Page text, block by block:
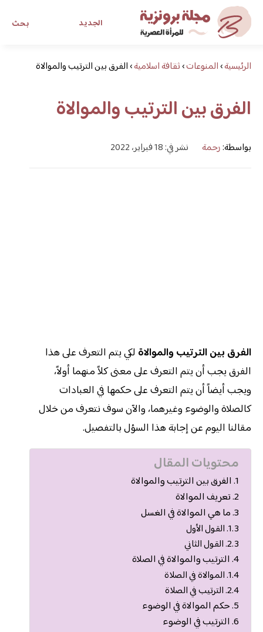
بحث الجديد
مجلة برونزية للفتاة العصرية
ابحث عن أي موضوع يهمك
الرئيسية›المنوعات›ثقافة اسلامية›الفرق بين الترتيب والموالاة
الفرق بين الترتيب والموالاة
بواسطة:رحمة نشر في: 18 فبراير، 2022
الفرق بين الترتيب والموالاة لكي يتم التعرف على هذا
الفرق يجب أن يتم التعرف على معنى كلاً منهما أولاً،
ويجب أيضاً أن يتم التعرف على حكمها في العبادات
كالصلاة والوضوء وغيرهما، والآن سوف نتعرف من خلال
مقالنا اليوم عن إجابة هذا السؤل بالتفصيل.
محتويات المقال
الفرق بين الترتيب والموالاة
تعريف الموالاة
ما هي الموالاة في الغسل
القول الأول
القول الثاني
الترتيب والموالاة في الصلاة
الموالاة في الصلاة
الترتيب في الصلاة
حكم الموالاة في الوضوء
الترتيب في الوضوء